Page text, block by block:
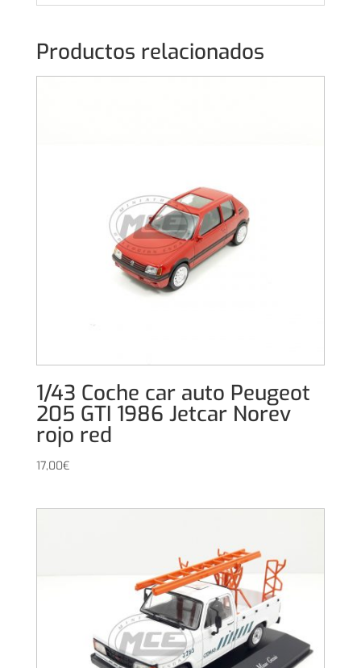
Productos relacionados
1/43 Coche car auto Peugeot
205 GTI 1986 Jetcar Norev
rojo red
17,00€